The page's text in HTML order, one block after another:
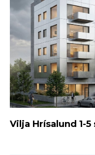
Vilja Hrísalund 1-